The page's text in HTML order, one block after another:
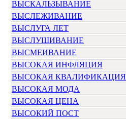
ВЫСКАЛЬЗЫВАНИЕ
ВЫСЛЕЖИВАНИЕ
ВЫСЛУГА ЛЕТ
ВЫСЛУШИВАНИЕ
ВЫСМЕИВАНИЕ
ВЫСОКАЯ ИНФЛЯЦИЯ
ВЫСОКАЯ КВАЛИФИКАЦИЯ
ВЫСОКАЯ МОДА
ВЫСОКАЯ ЦЕНА
ВЫСОКИЙ ПОСТ